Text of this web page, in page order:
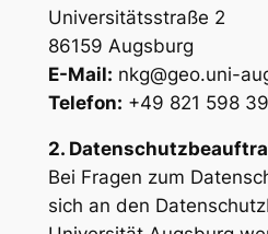
Universitätsstraße 2
86159 Augsburg
E-Mail: nkg@geo.uni-
Telefon: +49 821 598
2.
Bei Fragen zum
sich an den